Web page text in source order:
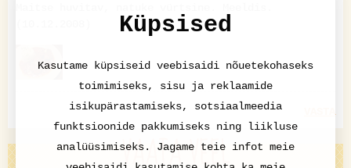
VAATA VEEL
Küpsised
Kasutame küpsiseid veebisaidi nõuetekohaseks
toimimiseks, sisu ja reklaamide
isikupärastamiseks, sotsiaalmeedia
funktsioonide pakkumiseks ning liikluse
analüüsimiseks. Jagame teie infot meie